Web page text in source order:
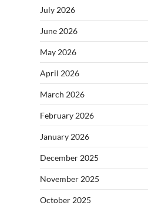
July 2026
June 2026
May 2026
April 2026
March 2026
February 2026
January 2026
December 2025
November 2025
October 2025